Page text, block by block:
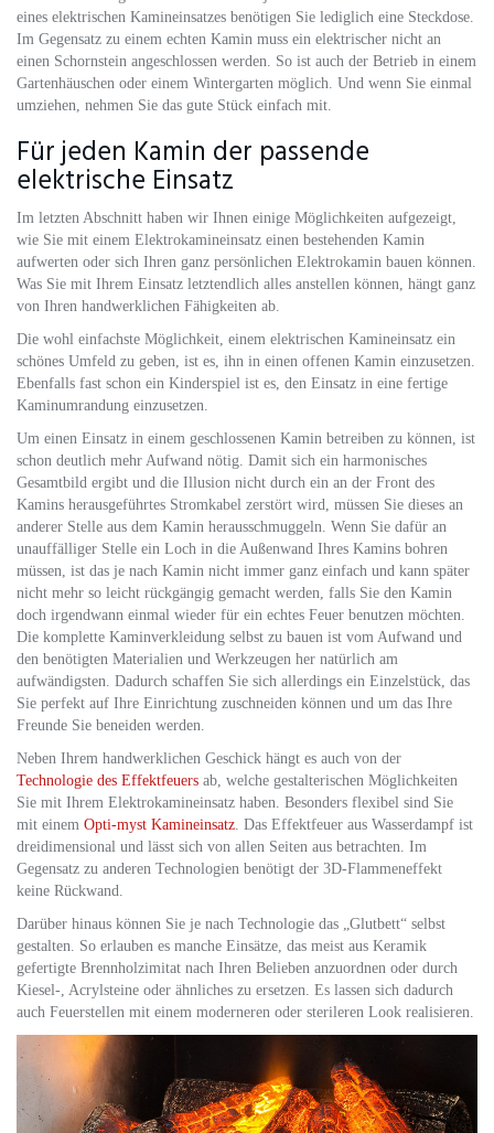
eines elektrischen Kamineinsatzes benötigen Sie lediglich eine Steckdose.
Im Gegensatz zu einem echten Kamin muss ein elektrischer nicht an
einen Schornstein angeschlossen werden. So ist auch der Betrieb in einem
Gartenhäuschen oder einem Wintergarten möglich. Und wenn Sie einmal
umziehen, nehmen Sie das gute Stück einfach mit.
Für jeden Kamin der passende
elektrische Einsatz
Im letzten Abschnitt haben wir Ihnen einige Möglichkeiten aufgezeigt,
wie Sie mit einem Elektrokamineinsatz einen bestehenden Kamin
aufwerten oder sich Ihren ganz persönlichen Elektrokamin bauen können.
Was Sie mit Ihrem Einsatz letztendlich alles anstellen können, hängt ganz
von Ihren handwerklichen Fähigkeiten ab.
Die wohl einfachste Möglichkeit, einem elektrischen Kamineinsatz ein
schönes Umfeld zu geben, ist es, ihn in einen offenen Kamin einzusetzen.
Ebenfalls fast schon ein Kinderspiel ist es, den Einsatz in eine fertige
Kaminumrandung einzusetzen.
Um einen Einsatz in einem geschlossenen Kamin betreiben zu können, ist
schon deutlich mehr Aufwand nötig. Damit sich ein harmonisches
Gesamtbild ergibt und die Illusion nicht durch ein an der Front des
Kamins herausgeführtes Stromkabel zerstört wird, müssen Sie dieses an
anderer Stelle aus dem Kamin herausschmuggeln. Wenn Sie dafür an
unauffälliger Stelle ein Loch in die Außenwand Ihres Kamins bohren
müssen, ist das je nach Kamin nicht immer ganz einfach und kann später
nicht mehr so leicht rückgängig gemacht werden, falls Sie den Kamin
doch irgendwann einmal wieder für ein echtes Feuer benutzen möchten.
Die komplette Kaminverkleidung selbst zu bauen ist vom Aufwand und
den benötigten Materialien und Werkzeugen her natürlich am
aufwändigsten. Dadurch schaffen Sie sich allerdings ein Einzelstück, das
Sie perfekt auf Ihre Einrichtung zuschneiden können und um das Ihre
Freunde Sie beneiden werden.
Neben Ihrem handwerklichen Geschick hängt es auch von der
Technologie des Effektfeuers ab, welche gestalterischen Möglichkeiten
Sie mit Ihrem Elektrokamineinsatz haben. Besonders flexibel sind Sie
mit einem Opti-myst Kamineinsatz . Das Effektfeuer aus Wasserdampf ist
dreidimensional und lässt sich von allen Seiten aus betrachten. Im
Gegensatz zu anderen Technologien benötigt der 3D-Flammeneffekt
keine Rückwand.
Darüber hinaus können Sie je nach Technologie das „Glutbett“ selbst
gestalten. So erlauben es manche Einsätze, das meist aus Keramik
gefertigte Brennholzimitat nach Ihren Belieben anzuordnen oder durch
Kiesel-, Acrylsteine oder ähnliches zu ersetzen. Es lassen sich dadurch
auch Feuerstellen mit einem moderneren oder sterileren Look realisieren.